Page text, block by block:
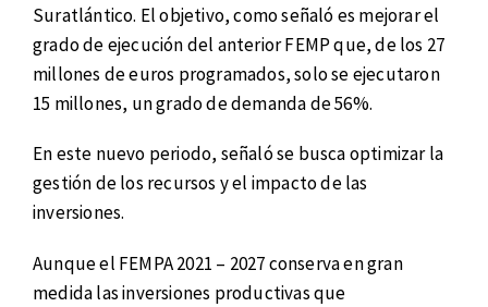
Suratlántico. El objetivo, como señaló es mejorar el
grado de ejecución del anterior FEMP que, de los 27
millones de euros programados, solo se ejecutaron
15 millones, un grado de demanda de 56%.
En este nuevo periodo, señaló se busca optimizar la
gestión de los recursos y el impacto de las
inversiones.
Aunque el FEMPA 2021 – 2027 conserva en gran
medida las inversiones productivas que